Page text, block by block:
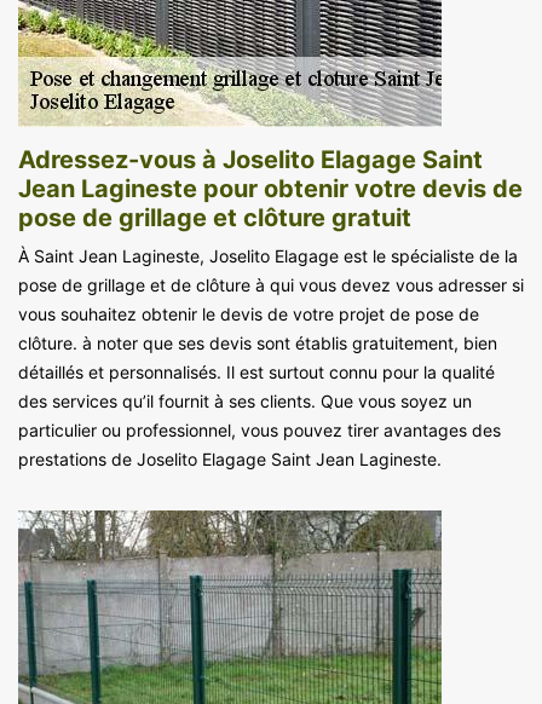
Adressez-vous à Joselito Elagage Saint
Jean Lagineste pour obtenir votre devis de
pose de grillage et clôture gratuit
À Saint Jean Lagineste, Joselito Elagage est le spécialiste de la
pose de grillage et de clôture à qui vous devez vous adresser si
vous souhaitez obtenir le devis de votre projet de pose de
clôture. à noter que ses devis sont établis gratuitement, bien
détaillés et personnalisés. Il est surtout connu pour la qualité
des services qu’il fournit à ses clients. Que vous soyez un
particulier ou professionnel, vous pouvez tirer avantages des
prestations de Joselito Elagage Saint Jean Lagineste.